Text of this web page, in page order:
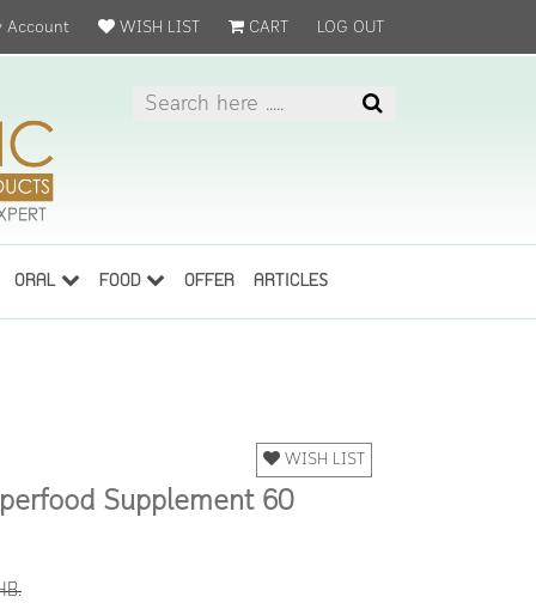
Account WISH LIST CART LOG OUT
ORAL FOOD OFFER ARTICLES
WISH LIST
Supplement 60